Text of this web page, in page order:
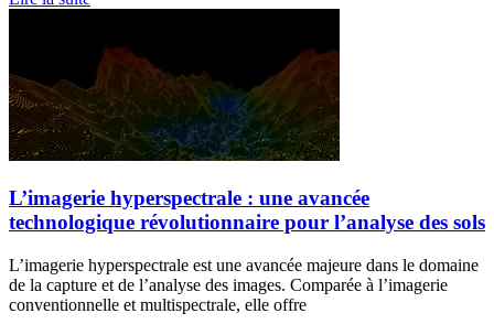
L’imagerie hyperspectrale : une avancée
technologique révolutionnaire pour l’analyse des sols
L’imagerie hyperspectrale est une avancée majeure dans le domaine
de la capture et de l’analyse des images. Comparée à l’imagerie
conventionnelle et multispectrale, elle offre